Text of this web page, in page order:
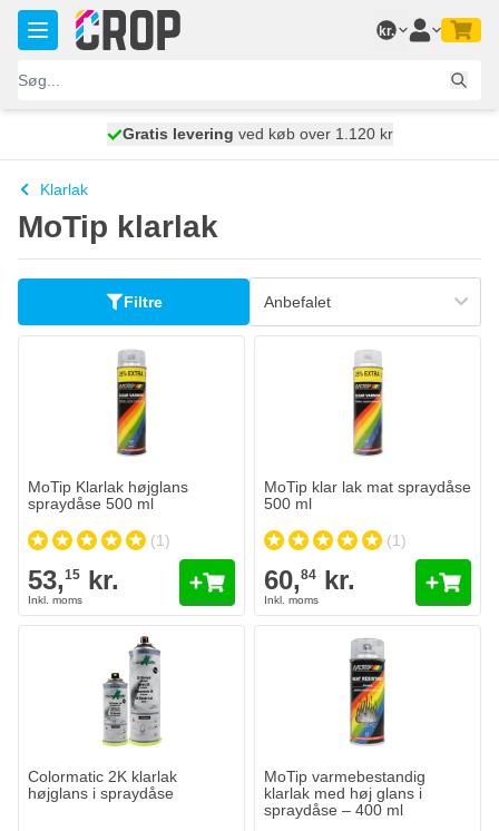
Skip to Content
kr.
vi sender i morgen
Gratis levering ved køb over 1.120 kr
100 dage
Klarlak
MoTip klarlak
Filtre
MoTip Klarlak højglans
spraydåse 500 ml
(1)
53,15 kr.
MoTip klar lak mat spraydåse
500 ml
(1)
60,84 kr.
Colormatic 2K klarlak højglans i spraydåse
Colormatic 2K klarlak
højglans i spraydåse
MoTip varmebestandig
klarlak med høj glans i
spraydåse – 400 ml